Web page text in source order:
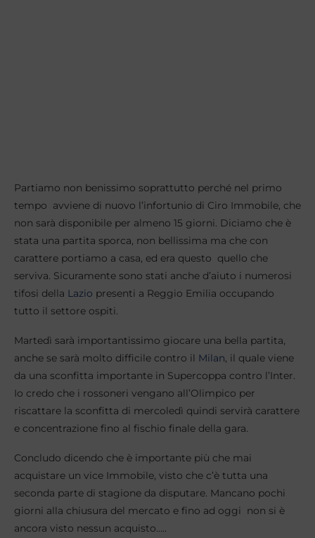
Partiamo non benissimo soprattutto perché nel primo
tempo avviene di nuovo l’infortunio di Ciro Immobile, che
non sarà disponibile per almeno 15 giorni. Diciamo che è
stata una partita sporca, non bellissima ma che con
carattere portiamo a casa, ed era questo quello che
serviva. Sicuramente sono stati anche d’aiuto i numerosi
tifosi della Lazio presenti a Reggio Emilia occupando
tutto il settore ospiti.
Martedì sarà importantissimo giocare una bella partita,
anche se sarà molto difficile contro il Milan, il quale viene
da una sconfitta importante in Supercoppa contro l’Inter.
Io credo che i rossoneri vengano all’Olimpico per
riscattare la sconfitta di mercoledì quindi servirà carattere
e concentrazione fino al fischio finale della gara.
Concludo dicendo che è importante più che mai
acquistare un vice Immobile, visto che c’è tutta una
seconda parte di stagione da disputare. Mancano pochi
giorni alla chiusura del mercato e fino ad oggi non si è
ancora visto nessun acquisto…..